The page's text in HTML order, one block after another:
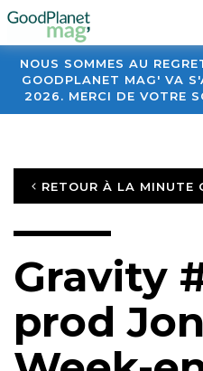
NOUS SOMMES AU
GOODPLANET MAG' VA
2026. MERCI DE VOTRE
RETOUR À LA MINUTE
Gravity
prod